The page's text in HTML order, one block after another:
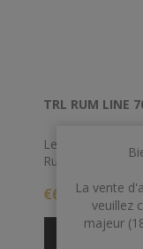
TRL RUM LINE
Le rhum
Rum Line est
Après distillation,
puis encore un
ensuite été
€65,00La vente
veuillez
majeur